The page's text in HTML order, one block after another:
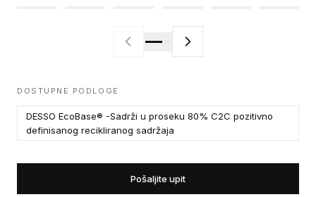
DOSTUPNE PODLOGE
DESSO EcoBase® -Sadrži u proseku 80% C2C pozitivno
definisanog recikliranog sadržaja
Pošaljite upit